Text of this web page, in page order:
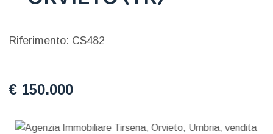
Riferimento: CS482
€ 150.000